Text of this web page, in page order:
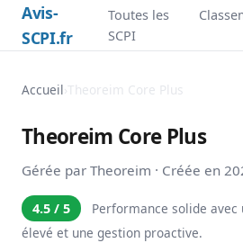
Avis-
SCPI.fr
Toutes les
SCPI
Accueil›Theoreim Core Plus
Theoreim Core Plus
Gérée par Theoreim · Créée en
4.5 / 5
Performance solide
élevé et une gestion proactive.